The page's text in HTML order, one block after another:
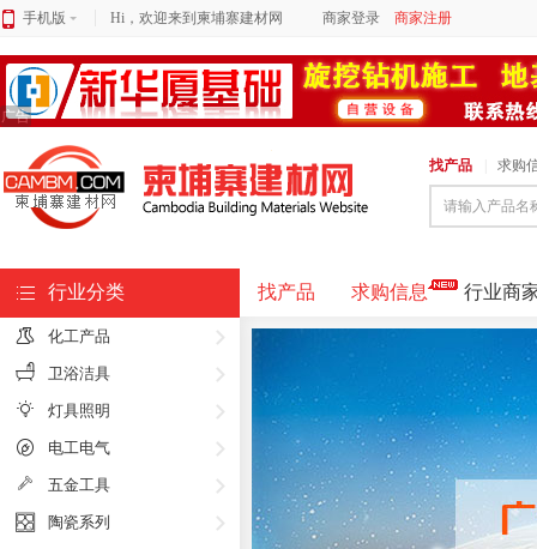
手机版 Hi，欢迎来到柬埔寨建材网 商家登录 商家注册
广告
找产品 求购
请输入产品名
行业分类 找产品 求购信息 行业商
化工产品
卫浴洁具
灯具照明
电工电气
五金工具
陶瓷系列